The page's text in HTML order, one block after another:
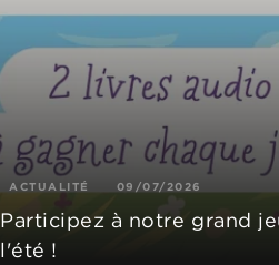
ACTUALITÉ 09/07/2026
Participez à notre grand
l'été !